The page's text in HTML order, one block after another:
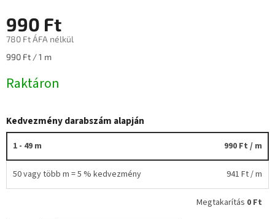
990 Ft
780 Ft ÁFA nélkül
Egységár:
990 Ft / 1 m
Raktáron
Kedvezmény darabszám alapján
1 - 49 m 990 Ft / m
50 vagy több m = 5 % kedvezmény 941 Ft/ m
Megtakarítás 0 Ft